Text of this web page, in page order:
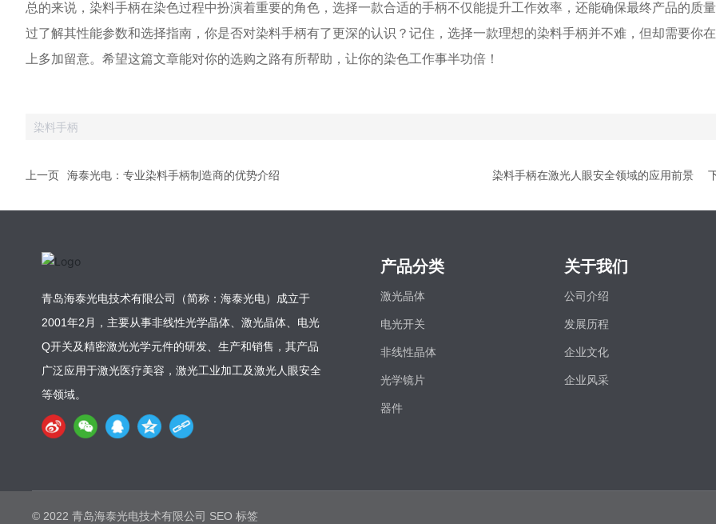
总的来说，染料手柄在染色过程中扮演着重要的角色，选择一款合适的手柄不仅能提升工作效率，还能确保最终产品的质
过了解其性能参数和选择指南，你是否对染料手柄有了更深的认识？记住，选择一款理想的染料手柄并不难，但却需要你
上多加留意。希望这篇文章能对你的选购之路有所帮助，让你的染色工作事半功倍！
染料手柄
上一页 海泰光电：专业染料手柄制造商的优势介绍 染料手柄在激光人眼安全领域的应用前景
青岛海泰光电技术有限公司（简称：海泰光电）成立于
2001年2月，主要从事非线性光学晶体、激光晶体、电光
Q开关及精密激光光学元件的研发、生产和销售，其产品
广泛应用于激光医疗美容，激光工业加工及激光人眼安全
等领域。
产品分类
激光晶体
电光开关
非线性晶体
光学镜片
器件
关于我们
公司介绍
发展历程
企业文化
企业风采
© 2022 青岛海泰光电技术有限公司 SEO 标签